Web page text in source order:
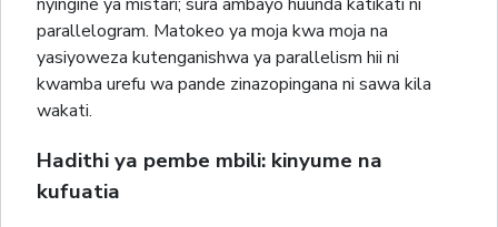
parallelogram. Matokeo ya moja kwa moja na
yasiyoweza kutenganishwa ya parallelism hii ni
kwamba urefu wa pande zinazopingana ni sawa kila
wakati.
Hadithi ya pembe mbili: kinyume na
kufuatia